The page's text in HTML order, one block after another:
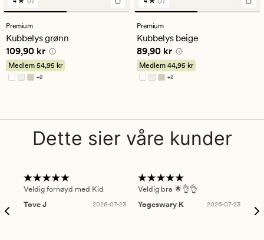
7
anmeldelser
med
en
gjennomsnittlig
vurdering
på
4
Premium
Kubbelys grønn
Pris 109,90 kr
109,90 kr
Medlem 54,95 kr
+2
Tilgjengelig i flere farger
7
anmeldelser
med
en
gjennomsnittlig
vurdering
på
4
Premium
Kubbelys beige
Pris 89,90 kr
89,90 kr
Medlem 44,95 kr
+2
Tilgjengelig i flere farger
Dette sier våre kunder
Veldig fornøyd med Kid
Tove J
2026-07-23
Veldig bra 🌟👌👌
Yogeswary K
2026-07-23